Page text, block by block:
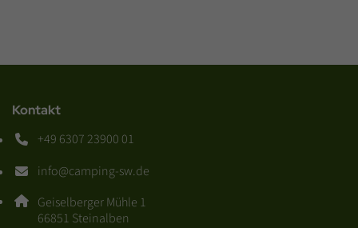
Kontakt
+49 6307 23900 01
Telefonnummer: 4 9 6 3 0 7 2 3 9 0 0 0 1
info@camping-sw.de
E-Mail Adresse: info@camping-sw.de
Adresse:
Geiselberger Mühle 1
66851 , 6 6 8 5 1
Steinalben